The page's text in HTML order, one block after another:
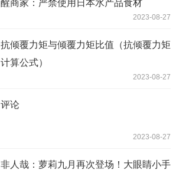
醒商家：严禁使用日本水产品食材
2023-08-27
抗倾覆力矩与倾覆力矩比值（抗倾覆力矩
计算公式）
2023-08-27
评论
2023-08-27
非人哉：萝莉九月再次登场！大眼睛小手